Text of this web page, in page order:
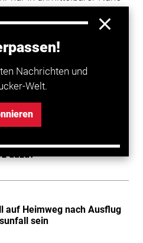
Nachrichten und
Welt.
Pausenbereich wie im
die Berufsgenossenschaft
sie das möchte.
bei Rufbereitschaft: Zählt
dazu?
auf Heimweg nach Ausflug
sein